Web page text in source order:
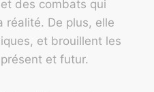
des combats qui
réalité. De plus, elle
et brouillent les
et futur.